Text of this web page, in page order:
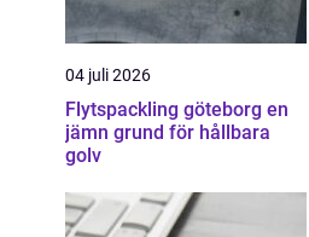
04 juli 2026
Flytspackling göteborg en
jämn grund för hållbara
golv